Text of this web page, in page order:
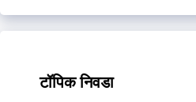
टॉपिक निवडा